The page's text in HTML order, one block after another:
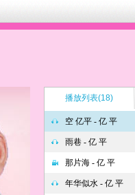
播放列表(18)